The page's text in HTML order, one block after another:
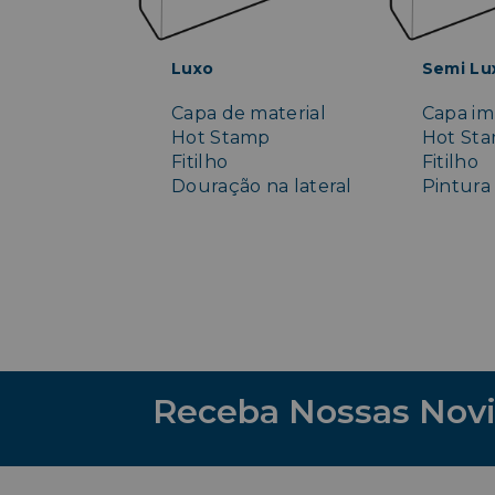
Luxo
Capa de material
Hot Stamp
Fitilho
Douração na lateral
Semi
Capa
Hot
Fitilho
Pintura
Receba Nossas